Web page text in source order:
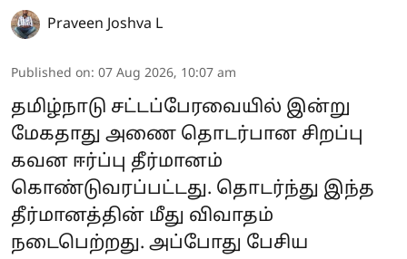
Praveen Joshva L
Published on: 07 Aug 2026, 10:07 am
தமிழ்நாடு சட்டப்பேரவையில் இன்று
மேகதாது அணை தொடர்பான சிறப்பு
கவன ஈர்ப்பு தீர்மானம்
கொண்டுவரப்பட்டது. தொடர்ந்து இந்த
தீர்மானத்தின் மீது விவாதம்
நடைபெற்றது. அப்போது பேசிய